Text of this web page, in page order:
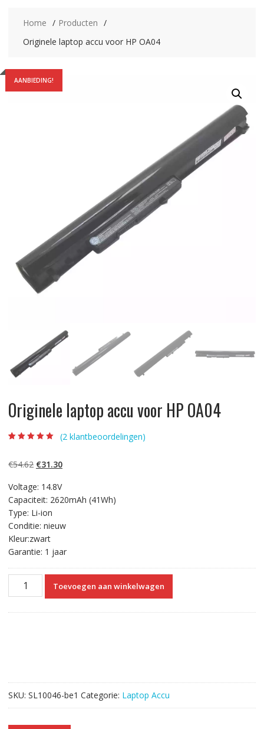
Home
Producten
Originele laptop accu voor HP OA04
AANBIEDING!
Originele laptop accu voor HP OA04
gebaseerd op
klantbeoordelinge
(2 klantbeoordelingen)
€54.62 Oorspronkelijke
was:
€54.62.
€31.30Huidige
€31.30.
Voltage: 14.8V
Capaciteit: 2620mAh (41Wh)
Type: Li-ion
Conditie: nieuw
Kleur:zwart
Garantie: 1 jaar
Originele
Toevoegen aan winkelwagen
SKU: SL10046-be1 Categorie: Laptop Accu